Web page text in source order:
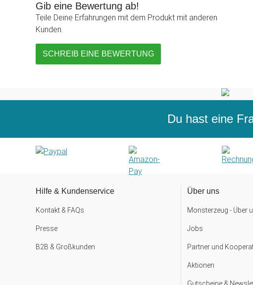
Gib eine Bewertung ab!
Teile Deine Erfahrungen mit dem Produkt mit anderen
Kunden.
SCHREIB EINE BEWERTUNG
Du hast eine
Hilfe & Kundenservice
Kontakt & FAQs
Presse
B2B & Großkunden
Über uns
Monsterzeug - Über
Jobs
Partner und
Aktionen